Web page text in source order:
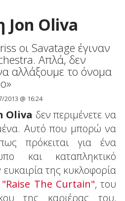
Jon Oliva
οι Savatage έγιναν
Απλά, δεν
αλλάξουμε το όνομα
2013 @ 16:24
Oliva δεν περιμένετε να
Αυτό που μπορώ να
πρόκειται για ένα
και καταπληκτικό
της κυκλοφορία
"Raise The Curtain", του
της καριέρας του,